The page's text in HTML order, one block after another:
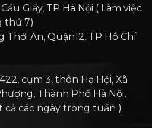
Giấy, TP Hà Nội ( Làm việc
thứ 7)
An, Quận12, TP Hồ Chí
cụm 3, thôn Hạ Hội, Xã
Thành Phố Hà Nội,
cả các ngày trong tuần )